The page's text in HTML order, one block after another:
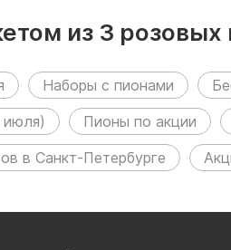
из 3
Наборы с пионами
июля)
Пионы по акции
в Санкт-Петербурге